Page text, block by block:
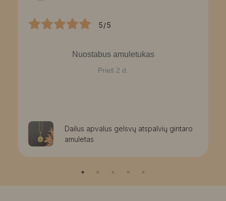
5/5
Nuostabus amuletukas
Prieš 2 d.
Dailus apvalus gelsvų atspalvių gintaro
amuletas